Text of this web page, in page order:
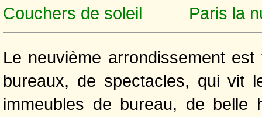
Couchers de soleil
Paris la
Le neuvième arrondissement
bureaux, de spectacles, qui vit
immeubles de bureau, de belle